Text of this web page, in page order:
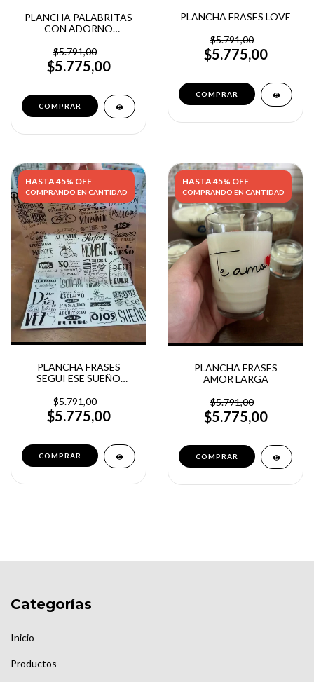
PLANCHA PALABRITAS
CON ADORNO
$5.791,00
$5.775,00
COMPRAR
PLANCHA FRASES LOVE
$5.791,00
$5.775,00
HASTA 45% OFF
COMPRANDO EN CANTIDAD
PLANCHA FRASES
SEGUI ESE SUEÑO
$5.791,00
$5.775,00
HASTA 45% OFF
COMPRANDO EN CANTIDAD
PLANCHA FRASES
AMOR LARGA
$5.791,00
$5.775,00
Categorías
Inicio
Productos